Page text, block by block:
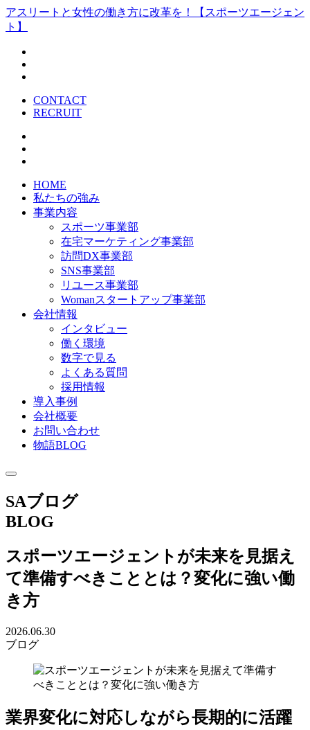
アスリートと女性の働き方に改革を！【スポーツエージェン
ト】
CONTACT
RECRUIT
HOME
私たちの強み
事業内容
スポーツ事業部
在宅マーケティング事業部
訪問DX事業部
SNS事業部
リユース事業部
Womanスタートアップ事業部
会社情報
インタビュー
働く環境
数字で見る
よくある質問
採用情報
導入事例
会社概要
お問い合わせ
物語BLOG
SAブログ
BLOG
スポーツエージェントが未来を見据え
て準備すべきこととは？変化に強い働
き方
2026.06.30
ブログ
業界変化に対応しながら長期的に活躍